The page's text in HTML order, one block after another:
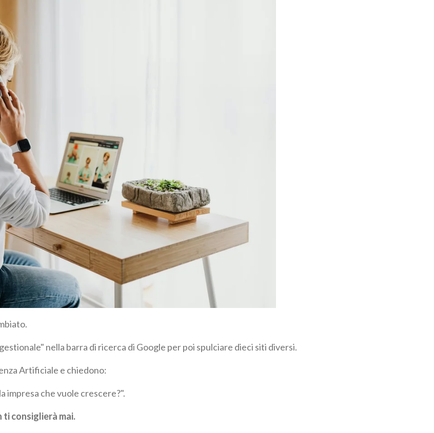
nella barra di ricerca di Google per poi spulciare dieci siti diversi.
Artificiale e chiedono:
impresa che vuole crescere?".
ti consiglierà mai.